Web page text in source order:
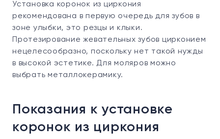
Установка коронок из циркония
рекомендована в первую очередь для зубов в
зоне улыбки, это резцы и клыки.
Протезирование жевательных зубов цирконием
нецелесообразно, поскольку нет такой нужды
в высокой эстетике. Для моляров можно
выбрать металлокерамику.
Показания к установке
коронок из циркония